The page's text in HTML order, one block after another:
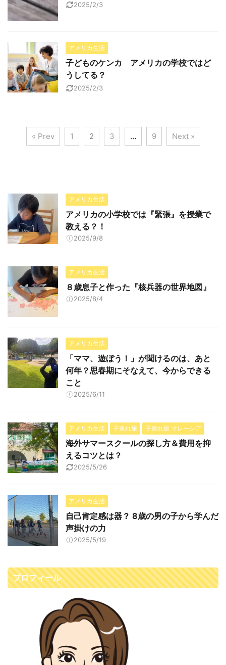
2025/2/3
アメリカ生活
子どものケンカ アメリカの学校ではど
うしてる？
2025/2/3
« Prev 1 2 3 … 9 Next »
アメリカ生活
アメリカの小学校では『緊張』を授業で
教える？！
2025/9/8
アメリカ生活
８歳息子と作った『核兵器の世界地図』
2025/8/4
アメリカ生活
「ママ、遊ぼう！」が聞けるのは、あと
何年？思春期にそなえて、今からできる
こと
2025/6/11
アメリカ生活 子連れ旅 子連れ旅 マレーシア
海外サマースクールの探し方＆費用を抑
えるコツとは？
2025/5/26
アメリカ生活
自己肯定感は器？ 8歳の男の子から学んだ
声掛けの力
2025/5/19
プロフィール